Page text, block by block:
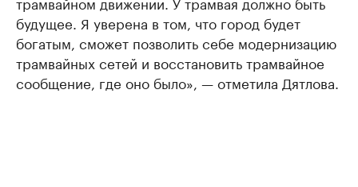
будущее. Я уверена в том, что город будет
богатым, сможет позволить себе модернизацию
трамвайных сетей и восстановить трамвайное
сообщение, где оно было», — отметила Дятлова.